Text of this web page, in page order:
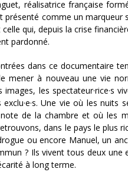
réalisatrice française
présenté comme un marqueur
qui, depuis la crise
pardonné.
dans ce documentaire
mener à nouveau une vie
images, les spectateur·rice·s
Une vie où les nuits
de la chambre et où les
dans le pays le plus
ou encore Manuel, un
? Ils vivent tous deux une
à long terme.